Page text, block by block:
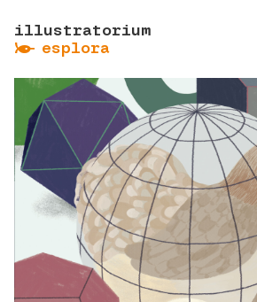
illustratorium
ẞ esplora